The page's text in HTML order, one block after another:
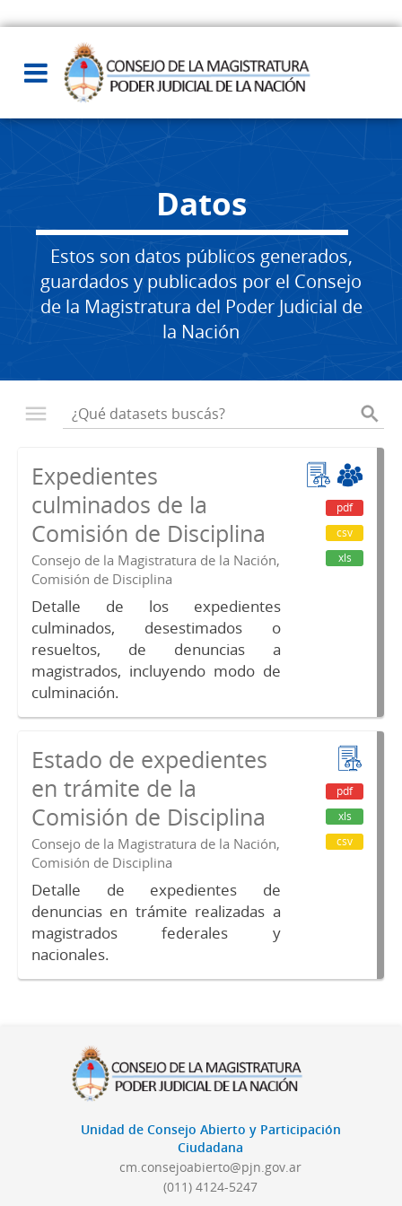
Datos
Estos son datos públicos generados,
guardados y publicados por el Consejo
de la Magistratura del Poder Judicial de
la Nación
Expedientes
culminados de la
Comisión de Disciplina
Consejo de la Magistratura de la Nación,
Comisión de Disciplina
Detalle de los expedientes
culminados, desestimados o
resueltos, de denuncias a
magistrados, incluyendo modo de
culminación.
pdf
csv
xls
Estado de expedientes
en trámite de la
Comisión de Disciplina
Consejo de la Magistratura de la Nación,
Comisión de Disciplina
Detalle de expedientes de
denuncias en trámite realizadas a
magistrados federales y
nacionales.
pdf
xls
csv
Unidad de Consejo Abierto y Participación
Ciudadana
cm.consejoabierto@pjn.gov.ar
(011) 4124-5247